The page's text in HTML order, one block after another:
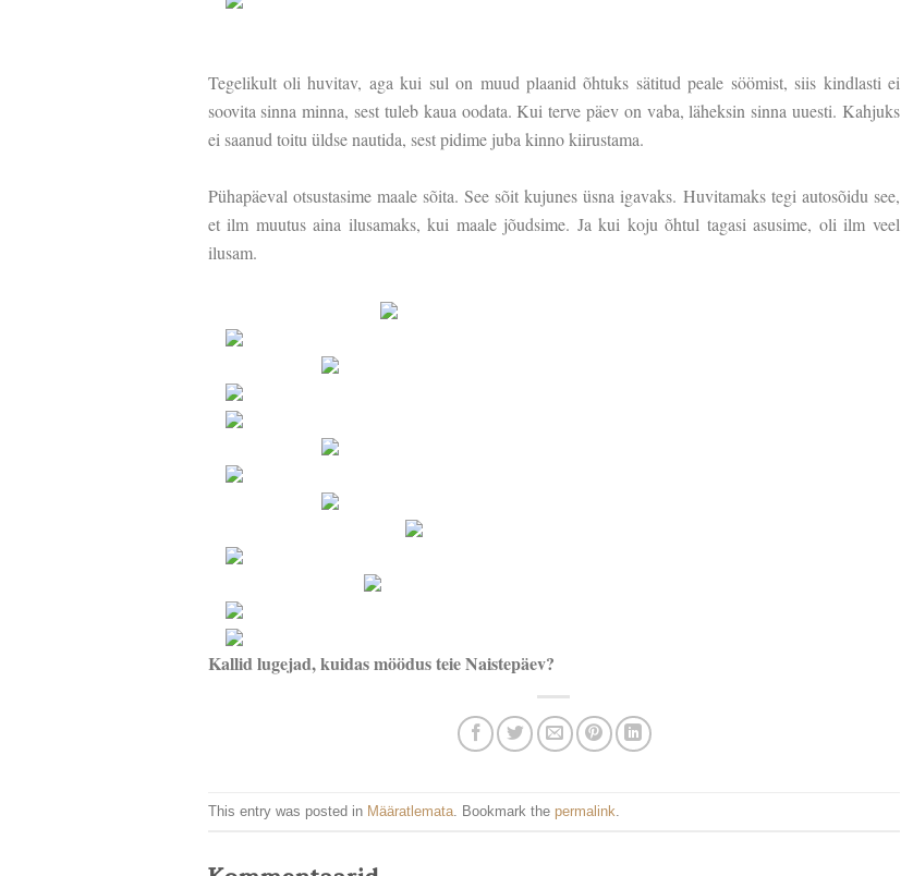
Tegelikult oli huvitav, aga kui sul on muud plaanid õhtuks sätitud peale söömist, siis kindlasti ei
soovita sinna minna, sest tuleb kaua oodata. Kui terve päev on vaba, läheksin sinna uuesti. Kahjuks
ei saanud toitu üldse nautida, sest pidime juba kinno kiirustama.
Pühapäeval otsustasime maale sõita. See sõit kujunes üsna igavaks. Huvitamaks tegi autosõidu see,
et ilm muutus aina ilusamaks, kui maale jõudsime. Ja kui koju õhtul tagasi asusime, oli ilm veel
ilusam.
Kallid lugejad, kuidas möödus teie Naistepäev?
This entry was posted in Määratlemata. Bookmark the permalink